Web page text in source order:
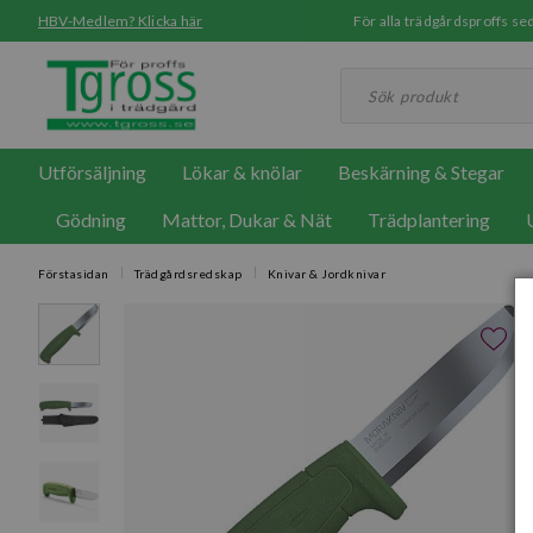
HBV-Medlem? Klicka här För alla trädgårdsproffs
Utförsäljning Lökar & knölar Beskärning & Stegar
Gödning Mattor, Dukar & Nät Trädplantering
Förstasidan Trädgårdsredskap Knivar & Jordknivar